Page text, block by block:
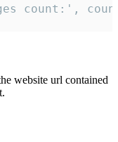
count:',
website url contained